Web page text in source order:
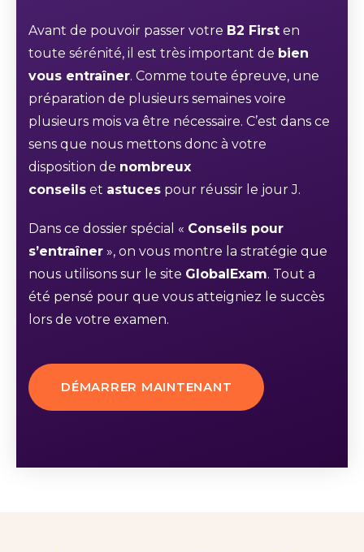
Avant de pouvoir passer votre B2 First en
toute sérénité, il est très important de bien
vous entraîner. Comme toute épreuve, une
préparation de plusieurs semaines voire
plusieurs mois va être nécessaire. C’est dans ce
sens que nous mettons donc à votre
disposition de nombreux
conseils et astuces pour réussir le jour J.
Dans ce dossier spécial « Conseils pour
s’entraîner », on vous montre la stratégie que
nous utilisons sur le site GlobalExam. Tout a
été pensé pour que vous atteigniez le succès
lors de votre examen.
DÉMARRER MAINTENANT